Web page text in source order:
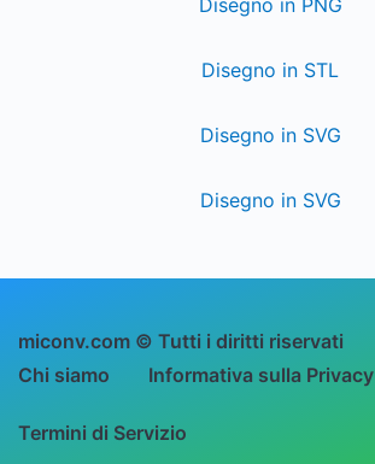
Disegno in PNG
Disegno in STL
Disegno in SVG
Disegno in SVG
miconv.com © Tutti i diritti riservati
Chi siamo
Informativa sulla Privacy
Termini di Servizio